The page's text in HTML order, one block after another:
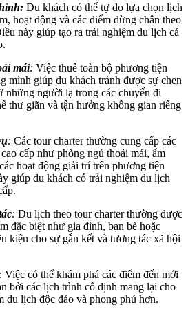
Du khách có thể tự do lựa chọn lịch
hoạt động và các điểm dừng chân theo
này giúp tạo ra trải nghiệm du lịch cá
mái: Việc thuê toàn bộ phương tiện
mình giúp du khách tránh được sự chen
những người lạ trong các chuyến đi
thư giãn và tận hưởng không gian riêng
: Các tour charter thường cung cấp các
cấp như phòng ngủ thoải mái, ẩm
hoạt động giải trí trên phương tiện
giúp du khách có trải nghiệm du lịch
: Du lịch theo tour charter thường được
đặc biệt như gia đình, bạn bè hoặc
kiện cho sự gắn kết và tương tác xã hội
: Việc có thể khám phá các điểm đến mới
bởi các lịch trình cố định mang lại cho
du lịch độc đáo và phong phú hơn.